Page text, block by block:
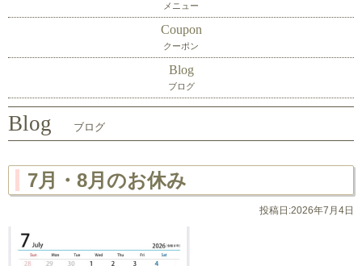
メニュー
Coupon
クーポン
Blog
ブログ
Blog ブログ
7月・8月のお休み
投稿日:2026年7月4日